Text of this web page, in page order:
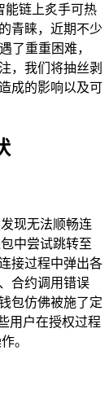
能链上炙手可热
青睐，近期不少
了重重困难，
，我们将抽丝剥
成的影响以及可
现无法顺畅连
中尝试跳转至
接过程中弹出各
合约调用错误
包仿佛被施了定
用户在授权过程
。